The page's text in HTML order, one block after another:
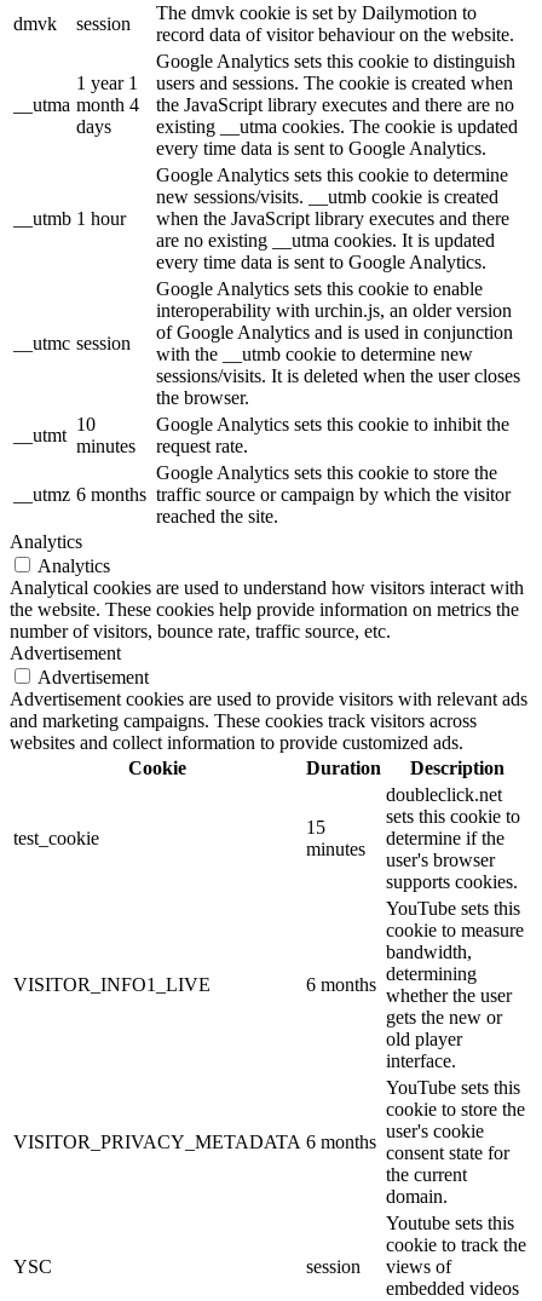
dmvk
session
The dmvk cookie is set by Dailymotion to
record data of visitor behaviour on the website.
__utma
1 year 1
month 4
days
Google Analytics sets this cookie to distinguish
users and sessions. The cookie is created when
the JavaScript library executes and there are no
existing __utma cookies. The cookie is updated
every time data is sent to Google Analytics.
__utmb 1 hour
Google Analytics sets this cookie to determine
new sessions/visits. __utmb cookie is created
when the JavaScript library executes and there
are no existing __utma cookies. It is updated
every time data is sent to Google Analytics.
__utmc session
Google Analytics sets this cookie to enable
interoperability with urchin.js, an older version
of Google Analytics and is used in conjunction
with the __utmb cookie to determine new
sessions/visits. It is deleted when the user closes
the browser.
__utmt
10
minutes
Google Analytics sets this cookie to inhibit the
request rate.
__utmz 6 months
Google Analytics sets this cookie to store the
traffic source or campaign by which the visitor
reached the site.
Analytics
Analytics
Analytical cookies are used to understand how visitors interact with
the website. These cookies help provide information on metrics the
number of visitors, bounce rate, traffic source, etc.
Advertisement
Advertisement
Advertisement cookies are used to provide visitors with relevant ads
and marketing campaigns. These cookies track visitors across
websites and collect information to provide customized ads.
Cookie
Duration Description
test_cookie
15
minutes
doubleclick.net
sets this cookie to
determine if the
user's browser
supports cookies.
VISITOR_INFO1_LIVE 6 months
YouTube sets this
cookie to measure
bandwidth,
determining
whether the user
gets the new or
old player
interface.
VISITOR_PRIVACY_METADATA 6 months
YouTube sets this
cookie to store the
user's cookie
consent state for
the current
domain.
YSC session
Youtube sets this
cookie to track the
views of
embedded videos